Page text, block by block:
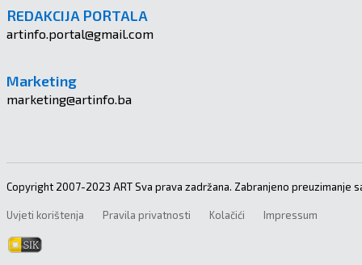
REDAKCIJA PORTALA
artinfo.portal@gmail.com
Marketing
marketing@artinfo.ba
Copyright 2007-2023 ART Sva prava zadržana. Zabranjeno preuzimanje
Uvjeti korištenja Pravila privatnosti Kolačići Impressum